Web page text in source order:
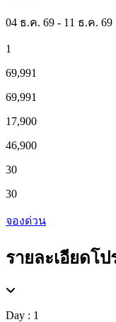
04 ธ.ค. 69 - 11 ธ.ค. 69
1
69,991
69,991
17,900
46,900
30
30
จองด่วน
รายละเอียดโ
Day : 1